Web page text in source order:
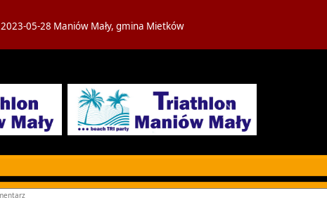
2023-05-28 Maniów Mały, gmina Mietków